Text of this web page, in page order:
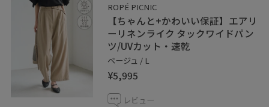
ROPÉ PICNIC
【ちゃんと+かわいい保証】エアリ
ーリネンライク タックワイドパン
ツ/UVカット・速乾
ベージュ / L
¥5,995
レビュー